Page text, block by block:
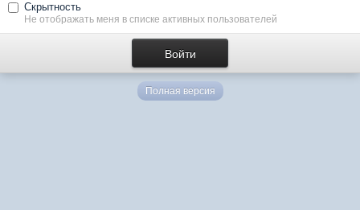
Скрытность
Не отображать меня в списке активных пользователей
Полная версия